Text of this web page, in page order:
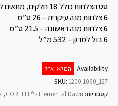
סט הצלחות כולל 18 חלקים, מתאים ל- 6 סועדים:
6 צלחות מנה עיקרית – 26 ס”מ
6 צלחות מנה ראשונה – 21.5 ס”מ
6 בול למרק – 532 מ”ל
Availability:
המלאי אזל
SKU: 1200-1060_127
קטגוריות: CORELLE® - Elemental Dawn
,